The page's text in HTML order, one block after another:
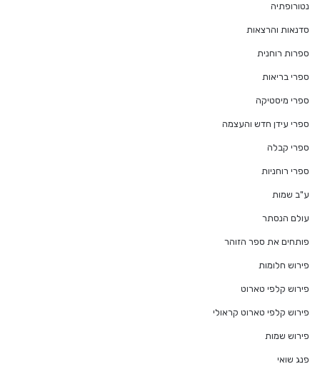
נטורופתיה
סדנאות והרצאות
ספרות רוחנית
ספרי בריאות
ספרי מיסטיקה
ספרי עידן חדש והעצמה
ספרי קבלה
ספרי רוחניות
ע"ב שמות
עולם הנסתר
פותחים את ספר הזוהר
פירוש חלומות
פירוש קלפי טארוט
פירוש קלפי טארוט קראולי
פירוש שמות
פנג שואי